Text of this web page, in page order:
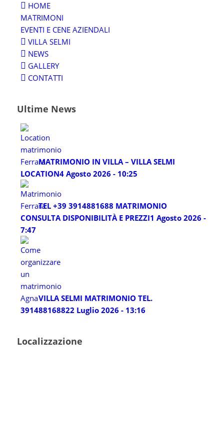
HOME
MATRIMONI
EVENTI E CENE AZIENDALI
VILLA SELMI
NEWS
GALLERY
CONTATTI
Ultime News
MATRIMONIO IN VILLA – VILLA SELMI
LOCATION4 Agosto 2026 - 10:25
TEL +39 3914881688 MATRIMONIO
CONSULTA DISPONIBILITÀ E PREZZI1 Agosto 2026 -
7:47
VILLA SELMI MATRIMONIO TEL.
391488168822 Luglio 2026 - 13:16
Localizzazione